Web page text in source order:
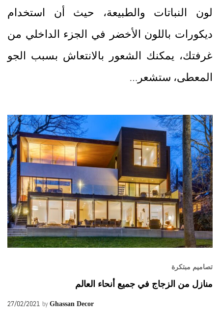
لون النباتات والطبيعة، حيث أن استخدام
ديكورات باللون الأخضر في الجزء الداخلي من
غرفتك، يمكنك الشعور بالانتعاش بسبب الجو
المعطى، ستشعر…
تصاميم مبتكرة
منازل من الزجاج في جميع أنحاء العالم
27/02/2021 by Ghassan Decor